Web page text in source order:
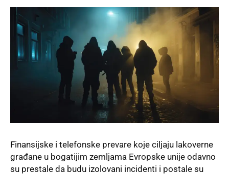
Finansijske i telefonske prevare koje ciljaju lakoverne
građane u bogatijim zemljama Evropske unije odavno
su prestale da budu izolovani incidenti i postale su